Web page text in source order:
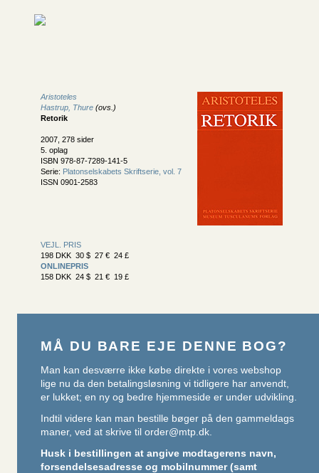
Aristoteles
Hastrup, Thure (ovs.)
Retorik
2007, 278 sider
5. oplag
ISBN 978-87-7289-141-5
Serie: Platonselskabets Skriftserie, vol. 7
ISSN 0901-2583
VEJL. PRIS
198 DKK 30 $ 27 € 24 £
ONLINEPRIS
158 DKK 24 $ 21 € 19 £
MÅ DU BARE EJE DENNE BOG?
Man kan desværre ikke købe direkte i vores webshop
lige nu da den betalingsløsning vi tidligere har anvendt,
er lukket; en ny og bedre hjemmeside er under udvikling.
Indtil videre kan man bestille bøger på den gammeldags
maner, ved at skrive til order@mtp.dk.
Husk i bestillingen at angive modtagerens navn,
forsendelsesadresse og mobilnummer (samt